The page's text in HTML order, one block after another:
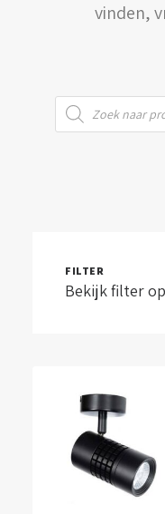
vinden,
Producten
zoeken
FILTER
Bekijk filter